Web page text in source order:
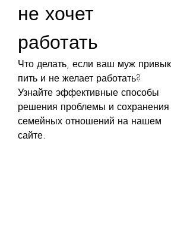
не хочет
работать
Что делать, если ваш муж привык
пить и не желает работать?
Узнайте эффективные способы
решения проблемы и сохранения
семейных отношений на нашем
сайте.